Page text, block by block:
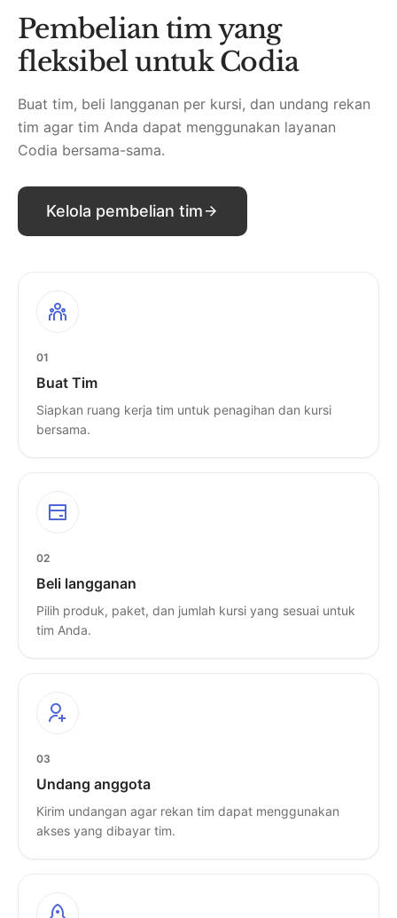
Pembelian tim yang
fleksibel untuk Codia
Buat tim, beli langganan per kursi, dan undang rekan
tim agar tim Anda dapat menggunakan layanan
Codia bersama-sama.
Kelola pembelian tim
01
Buat Tim
Siapkan ruang kerja tim untuk penagihan dan kursi
bersama.
02
Beli langganan
Pilih produk, paket, dan jumlah kursi yang sesuai untuk
tim Anda.
03
Undang anggota
Kirim undangan agar rekan tim dapat menggunakan
akses yang dibayar tim.